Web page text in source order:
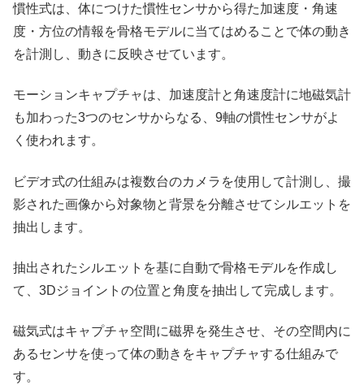
慣性式は、体につけた慣性センサから得た加速度・角速
度・方位の情報を骨格モデルに当てはめることで体の動き
を計測し、動きに反映させています。
モーションキャプチャは、加速度計と角速度計に地磁気計
も加わった3つのセンサからなる、9軸の慣性センサがよ
く使われます。
ビデオ式の仕組みは複数台のカメラを使用して計測し、撮
影された画像から対象物と背景を分離させてシルエットを
抽出します。
抽出されたシルエットを基に自動で骨格モデルを作成し
て、3Dジョイントの位置と角度を抽出して完成します。
磁気式はキャプチャ空間に磁界を発生させ、その空間内に
あるセンサを使って体の動きをキャプチャする仕組みで
す。